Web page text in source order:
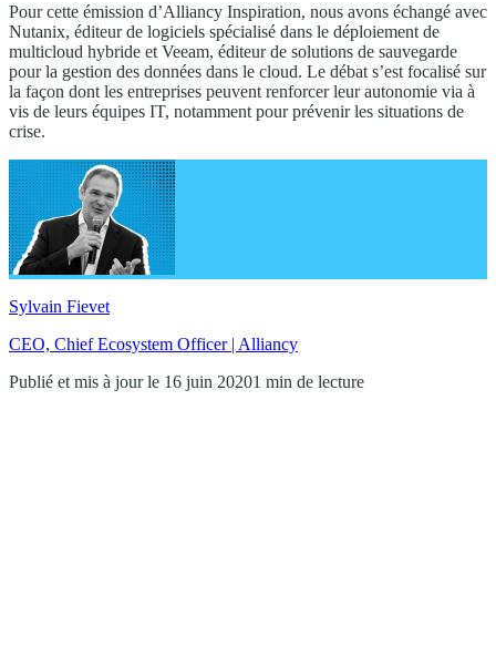
Pour cette émission d’Alliancy Inspiration, nous avons échangé avec
Nutanix, éditeur de logiciels spécialisé dans le déploiement de
multicloud hybride et Veeam, éditeur de solutions de sauvegarde
pour la gestion des données dans le cloud. Le débat s’est focalisé sur
la façon dont les entreprises peuvent renforcer leur autonomie via à
vis de leurs équipes IT, notamment pour prévenir les situations de
crise.
Sylvain Fievet
CEO, Chief Ecosystem Officer | Alliancy
Publié et mis à jour le 16 juin 20201 min de lecture